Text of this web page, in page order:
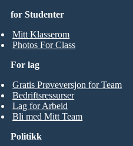
for Studenter
Mitt Klasserom
Photos For Class
For lag
Gratis Prøveversjon for Team
Bedriftsressurser
Lag for Arbeid
Bli med Mitt Team
Politikk